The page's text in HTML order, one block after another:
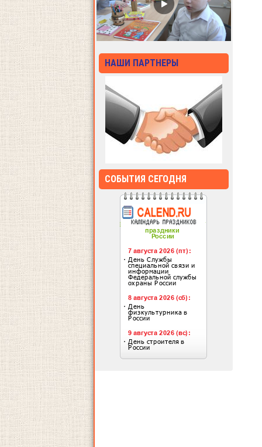
НАШИ ПАРТНЕРЫ
СОБЫТИЯ СЕГОДНЯ